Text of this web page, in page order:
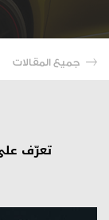
جميع المقالات
تعرّف على